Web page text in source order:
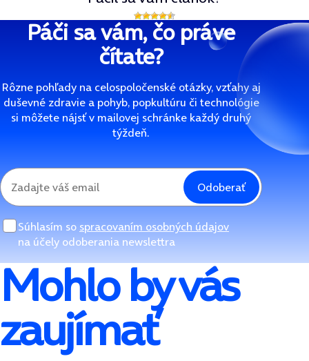
Páči sa vám, čo práve
čítate?
Rôzne pohľady na celospoločenské otázky, vzťahy aj
duševné zdravie a pohyb, popkultúru či technológie
si môžete nájsť v mailovej schránke každý druhý
týždeň.
Odoberať
Súhlasím so spracovaním osobných údajov
na účely odoberania newslettra
Mohlo by vás
zaujímať